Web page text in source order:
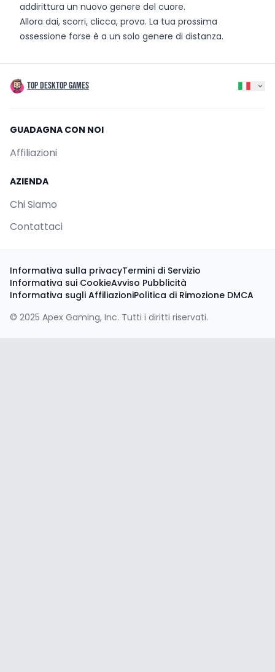
addirittura un nuovo genere del cuore.
Allora dai, scorri, clicca, prova. La tua prossima
ossessione forse è a un solo genere di distanza.
TOP DESKTOP GAMES
GUADAGNA CON NOI
Affiliazioni
AZIENDA
Chi Siamo
Contattaci
Informativa sulla privacyTermini di Servizio
Informativa sui CookieAvviso Pubblicità
Informativa sugli AffiliazioniPolitica di Rimozione DMCA
© 2025 Apex Gaming, Inc. Tutti i diritti riservati.